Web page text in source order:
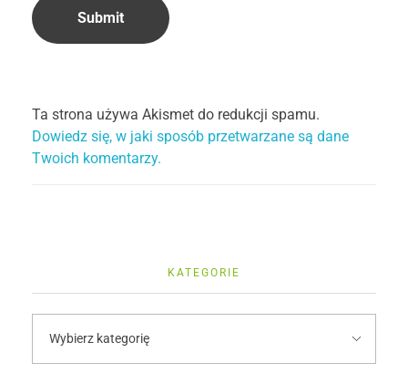
Ta strona używa Akismet do redukcji spamu.
Dowiedz się, w jaki sposób przetwarzane są dane
Twoich komentarzy.
KATEGORIE